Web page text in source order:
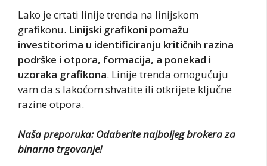
Lako je crtati linije trenda na linijskom
grafikonu. Linijski grafikoni pomažu
investitorima u identificiranju kritičnih razina
podrške i otpora, formacija, a ponekad i
uzoraka grafikona. Linije trenda omogućuju
vam da s lakoćom shvatite ili otkrijete ključne
razine otpora.
Naša preporuka: Odaberite najboljeg brokera za
binarno trgovanje!